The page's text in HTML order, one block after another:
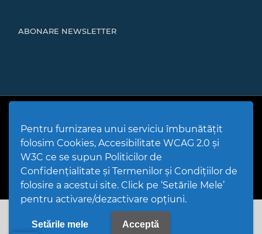
Pentru furnizarea unui serviciu îmbunătățit
folosim Cookies, Accesibilitate WCAG 2.0 și
W3C ce se supun Politicilor de
Confidențialitate și Termenilor și Condițiilor de
folosire a acestui site. Click pe ‘Setările Mele’
pentru activare/dezactivare opțiuni.
Setările mele Acceptă
ABONARE NEWSLETTER
Mărgineni
Politică de utilizare Cookies|Politică de confidențialitate site
Termeni și condiții de utilizare a site-ului
Hartă Website